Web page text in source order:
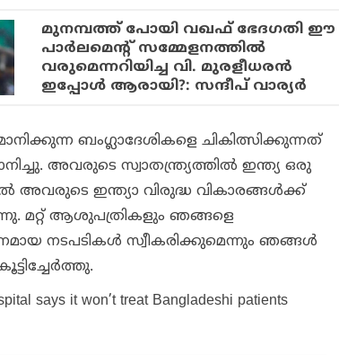
മുനമ്പത്ത് പോയി വഖഫ് ഭേദഗതി ഈ
പാര്‍ലമെന്റ് സമ്മേളനത്തില്‍
വരുമെന്നറിയിച്ച വി. മുരളീധരന്‍
ഇപ്പോള്‍ ആരായി?: സന്ദീപ് വാര്യര്‍
ബംഗ്ലാദേശികളെ ചികിത്സിക്കുന്നത്
അവരുടെ സ്വാതന്ത്ര്യത്തിൽ ഇന്ത്യ ഒരു
അവരുടെ ഇന്ത്യാ വിരുദ്ധ വികാരങ്ങൾക്ക്
മറ്റ് ആശുപത്രികളും ഞങ്ങളെ
നടപടികൾ സ്വീകരിക്കുമെന്നും ഞങ്ങൾ
says it won’t treat Bangladeshi patients